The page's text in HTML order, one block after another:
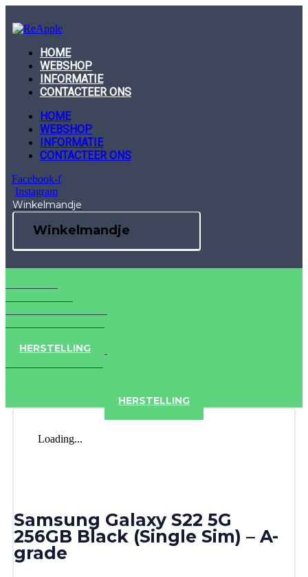
to
content
HOME
WEBSHOP
INFORMATIE
CONTACTEER ONS
HOME
WEBSHOP
INFORMATIE
CONTACTEER ONS
Facebook-f
Instagram
Winkelmandje
Winkelmandje
HERSTELLING
HERSTELLING
Loading...
Samsung Galaxy S22 5G
256GB Black (Single Sim) – A-
grade